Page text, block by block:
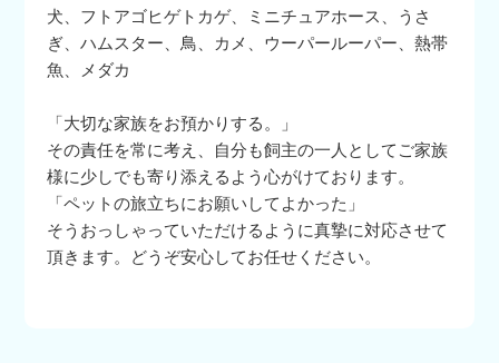
犬、フトアゴヒゲトカゲ、ミニチュアホース、うさ
ぎ、ハムスター、鳥、カメ、ウーパールーパー、熱帯
魚、メダカ
「大切な家族をお預かりする。」
その責任を常に考え、自分も飼主の一人としてご家族
様に少しでも寄り添えるよう心がけております。
「ペットの旅立ちにお願いしてよかった」
そうおっしゃっていただけるように真摯に対応させて
頂きます。どうぞ安心してお任せください。